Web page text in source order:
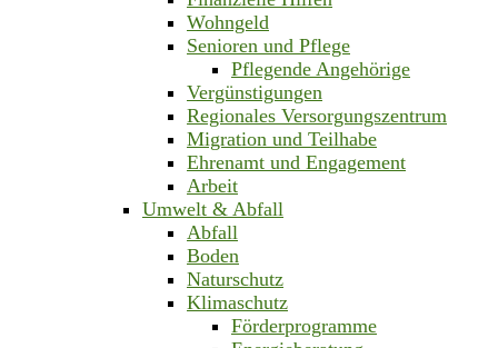
Wohngeld
Senioren und Pflege
Pflegende Angehörige
Vergünstigungen
Regionales Versorgungszentrum
Migration und Teilhabe
Ehrenamt und Engagement
Arbeit
Umwelt & Abfall
Abfall
Boden
Naturschutz
Klimaschutz
Förderprogramme